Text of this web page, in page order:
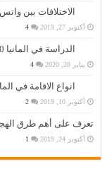
الاختلافات بين
أكتوبر 27, 2019 4
الدراسة في المانيا 2020 واهم التفاصيل عنها
يناير 28, 2020 4
انواع الاقامة في
أكتوبر 10, 2019 2
تعرف على أهم طرق الهجرة
أكتوبر 24, 2019 1